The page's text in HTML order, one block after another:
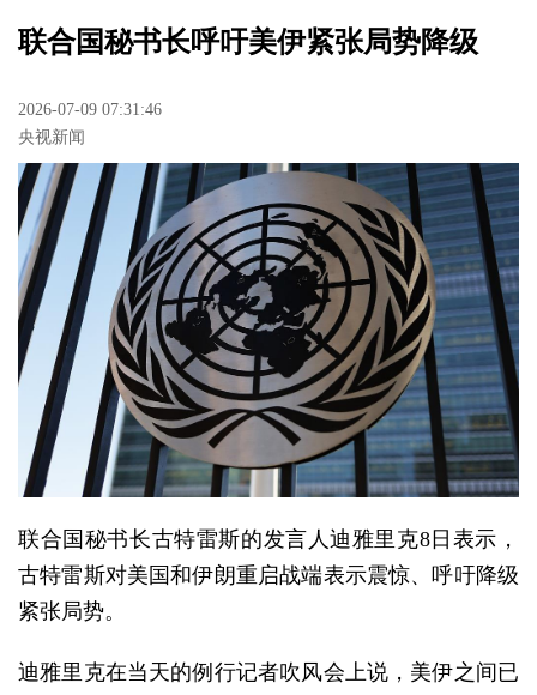
联合国秘书长呼吁美伊紧张局势降级
2026-07-09 07:31:46
央视新闻
联合国秘书长古特雷斯的发言人迪雅里克8日表示，
古特雷斯对美国和伊朗重启战端表示震惊、呼吁降级
紧张局势。
迪雅里克在当天的例行记者吹风会上说，美伊之间已